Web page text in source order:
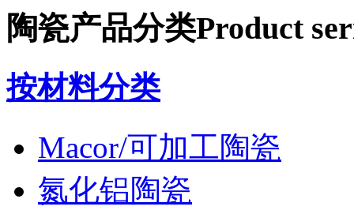
陶瓷产品分类Product
按材料分类
Macor/可加工陶瓷
氮化铝陶瓷